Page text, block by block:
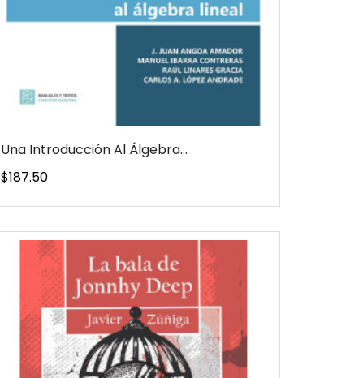
Una Introducción Al Álgebra...
Precio
$187.50